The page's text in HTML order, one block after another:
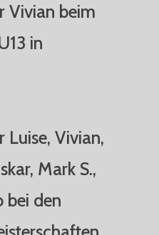
Vivian beim
in
Luise, Vivian,
Mark S.,
bei den